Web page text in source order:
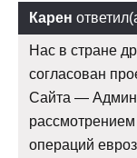
Карен
Нас в стране
согласован
Сайта —
операций